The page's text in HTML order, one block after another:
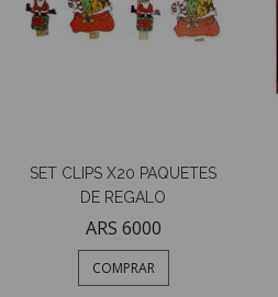
SET CLIPS X20 PAQUETES
DE REGALO
ARS 6000
COMPRAR